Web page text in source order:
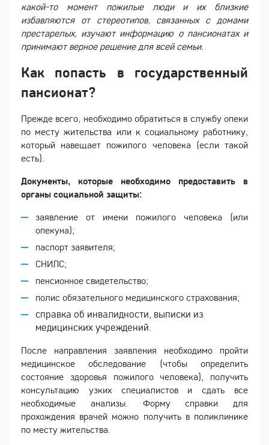
какой-то момент пожилые люди и их близкие
избавляются от стереотипов, связанных с домами
престарелых, изучают информацию о пансионатах и
принимают верное решение для всей семьи.
Как попасть в государственный
пансионат?
Прежде всего, необходимо обратиться в службу опеки
по месту жительства или к социальному работнику,
который навещает пожилого человека (если такой
есть).
Документы, которые необходимо предоставить в
органы социальной защиты:
заявление от имени пожилого человека (или
опекуна);
паспорт заявителя;
СНИЛС;
пенсионное свидетельство;
полис обязательного медицинского страхования;
справка об инвалидности, выписки из
медицинских учреждений.
После направления заявления необходимо пройти
медицинское обследование (чтобы определить
состояние здоровья пожилого человека), получить
консультацию узких специалистов и сдать все
необходимые анализы. Форму справки для
прохождения врачей можно получить в поликлинике
по месту жительства.